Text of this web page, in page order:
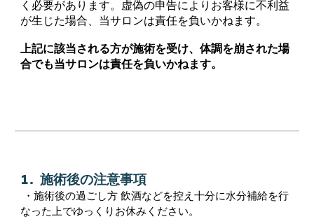
く必要があります。虚偽の申告によりお客様に不利益
が生じた場合、当サロンは責任を負いかねます。
上記に該当される方が施術を受け、体調を崩された場
合でも当サロンは責任を負いかねます。
1. 施術後の注意事項
・施術後の過ごし方 飲酒などを控え十分に水分補給を行
なった上でゆっくりお休みください。